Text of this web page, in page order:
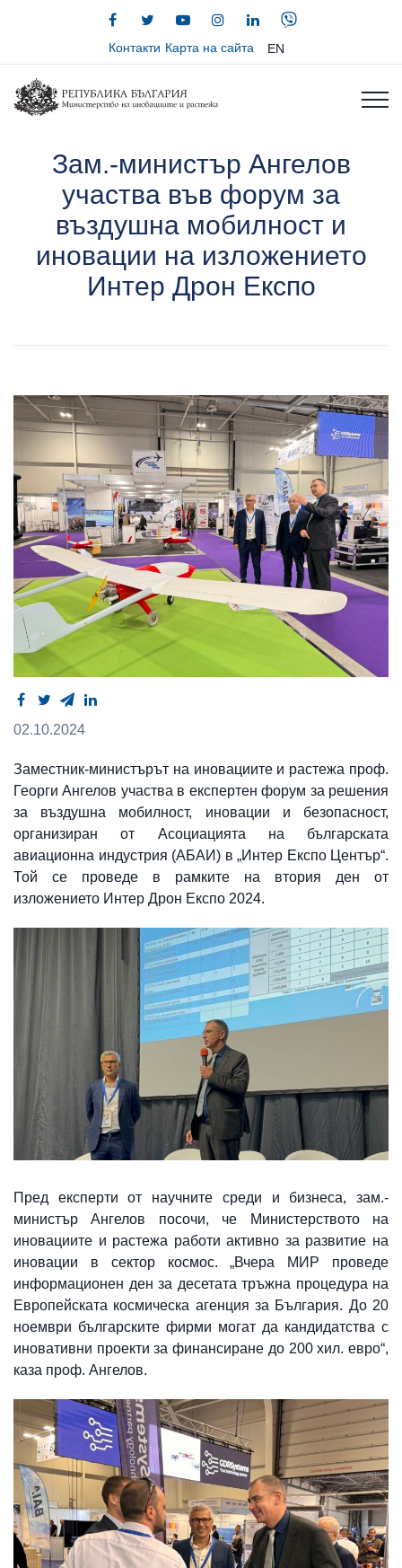
Контакти Карта на сайта EN
Зам.-министър Ангелов
участва във форум за
въздушна мобилност и
иновации на изложението
Интер Дрон Експо
02.10.2024
Заместник-министърът на иновациите и растежа проф.
Георги Ангелов участва в експертен форум за решения
за въздушна мобилност, иновации и безопасност,
организиран от Асоциацията на българската
авиационна индустрия (АБАИ) в „Интер Експо Център“.
Той се проведе в рамките на втория ден от
изложението Интер Дрон Експо 2024.
Пред експерти от научните среди и бизнеса, зам.-
министър Ангелов посочи, че Министерството на
иновациите и растежа работи активно за развитие на
иновации в сектор космос. „Вчера МИР проведе
информационен ден за десетата тръжна процедура на
Европейската космическа агенция за България. До 20
ноември българските фирми могат да кандидатства с
иновативни проекти за финансиране до 200 хил. евро“,
каза проф. Ангелов.